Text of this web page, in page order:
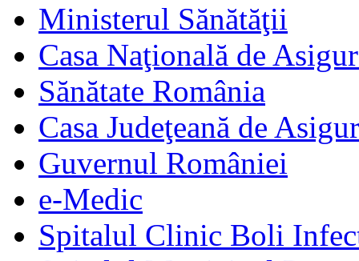
Ministerul Sănătăţii
Casa Naţională de
Sănătate România
Casa Judeţeană de
Guvernul României
e-Medic
Spitalul Clinic Boli